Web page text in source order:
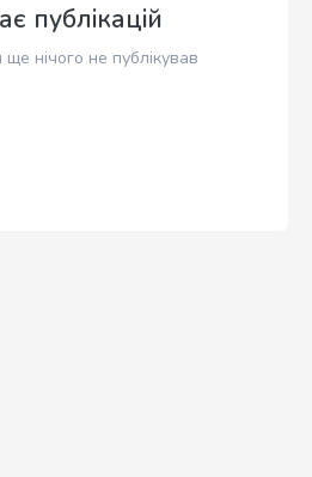
публікацій
нічого не публікував